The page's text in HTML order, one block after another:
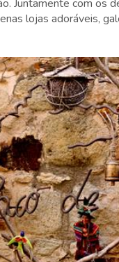
Juntamente com os
lojas adoráveis,